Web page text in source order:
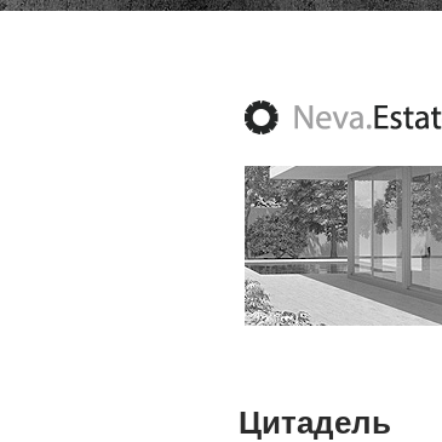
Цитадель